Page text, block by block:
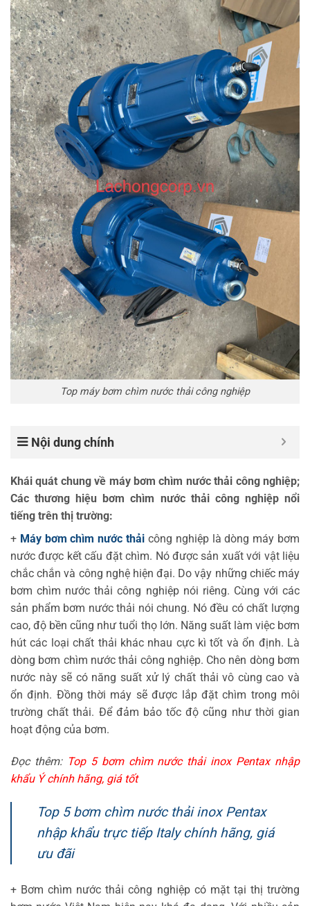
Top máy bơm chìm nước thải công nghiệp
Nội dung chính
Khái quát chung về máy bơm chìm nước thải công nghiệp;
Các thương hiệu bơm chìm nước thải công nghiệp nổi
tiếng trên thị trường:
+ Máy bơm chìm nước thải công nghiệp là dòng máy bơm
nước được kết cấu đặt chìm. Nó được sản xuất với vật liệu
chắc chắn và công nghệ hiện đại. Do vậy những chiếc máy
bơm chìm nước thải công nghiệp nói riêng. Cùng với các
sản phẩm bơm nước thải nói chung. Nó đều có chất lượng
cao, độ bền cũng như tuổi thọ lớn. Năng suất làm việc bơm
hút các loại chất thải khác nhau cực kì tốt và ổn định. Là
dòng bơm chìm nước thải công nghiệp. Cho nên dòng bơm
nước này sẽ có năng suất xử lý chất thải vô cùng cao và
ổn định. Đồng thời máy sẽ được lắp đặt chìm trong môi
trường chất thải. Để đảm bảo tốc độ cũng như thời gian
hoạt động của bơm.
Đọc thêm: Top 5 bơm chìm nước thải inox Pentax nhập
khẩu Ý chính hãng, giá tốt
Top 5 bơm chìm nước thải inox Pentax
nhập khẩu trực tiếp Italy chính hãng, giá
ưu đãi
+ Bơm chìm nước thải công nghiệp có mặt tại thị trường